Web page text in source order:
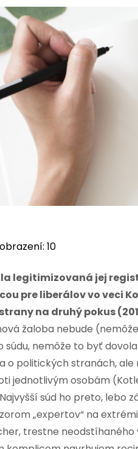
10
legitimizovaná jej
pre liberálov vo veci
na druhý pokus
žaloba nebude
súdu, nemôže to byť
o politických stranách,
jednotlivým osobám
súd ho preto, lebo
„expertov“ na
trestne